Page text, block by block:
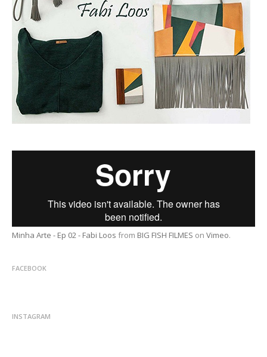
Minha Arte - Ep 02 - Fabi Loos from BIG FISH FILMES on Vimeo.
FACEBOOK
INSTAGRAM